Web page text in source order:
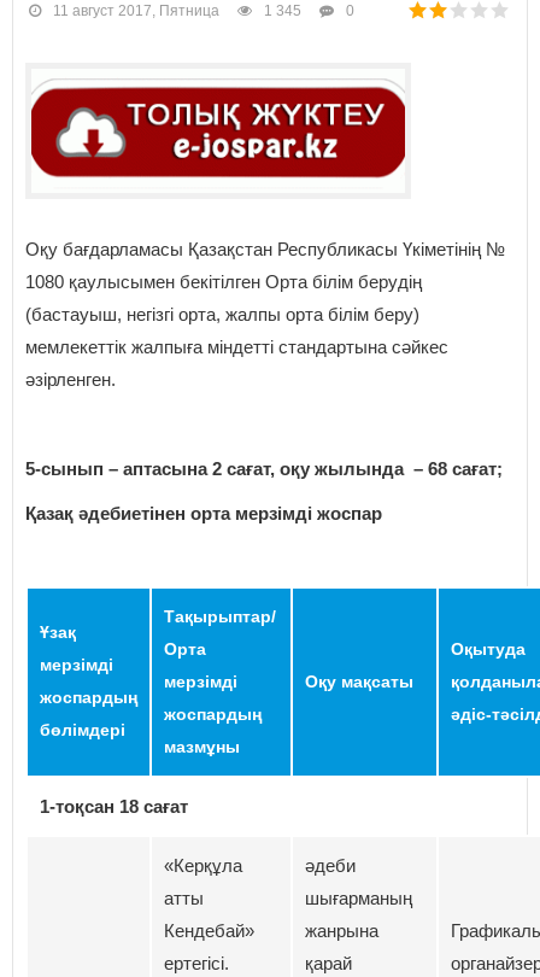
11 август 2017, Пятница 1 345 0
Оқу бағдарламасы Қазақстан Республикасы Үкіметінің №
1080 қаулысымен бекітілген Орта білім берудің
(бастауыш, негізгі орта, жалпы орта білім беру)
мемлекеттік жалпыға міндетті стандартына сәйкес
әзірленген.
5-сынып – аптасына 2 сағат, оқу жылында – 68 сағат;
Қазақ әдебиетінен орта мерзімді жоспар
Ұзақ
мерзімді
жоспардың
бөлімдері
Тақырыптар/
Орта
мерзімді
жоспардың
мазмұны
Оқу мақсаты
Оқытуда
әдіс-
1-тоқсан 18 сағат
«Керқұла
атты
Кендебай»
ертегісі.
әдеби
шығарманың
жанрына
қарай